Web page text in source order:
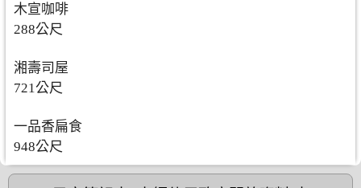
木宣咖啡
288公尺
湘壽司屋
721公尺
一品香扁食
948公尺